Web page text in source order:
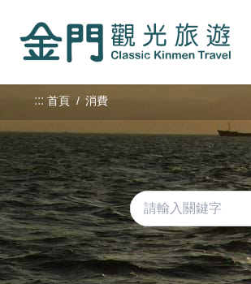
內
::: 首頁 消費